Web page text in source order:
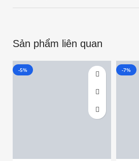
Sản phẩm liên quan
-5% -7%